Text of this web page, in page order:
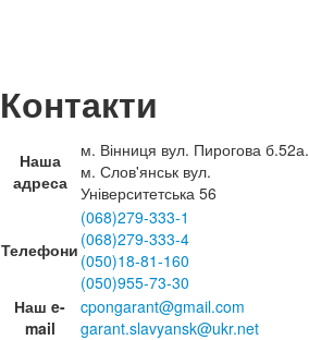
Контакти
Наша
адреса
м. Вінниця вул. Пирогова б.52а.
м. Слов'янськ вул.
Університетська 56
Телефони
(068)279-333-1
(068)279-333-4
(050)18-81-160
(050)955-73-30
Наш e-
mail
cpongarant@gmail.com
garant.slavyansk@ukr.net